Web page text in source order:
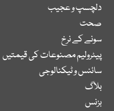
دلچسپ و عجیب
صحت
سونے کے نرخ
پیٹرولیم مصنوعات کی قیمتیں
سائنس و ٹیکنالوجی
بلاگ
بزنس